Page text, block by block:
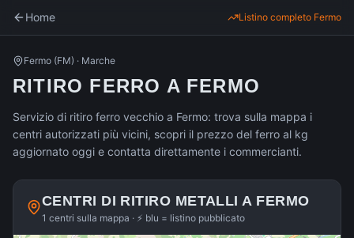
Home Listino completo Fermo
Fermo (FM) · Marche
RITIRO FERRO A FERMO
Servizio di ritiro ferro vecchio a Fermo: trova sulla mappa i
centri autorizzati più vicini, scopri il prezzo del ferro al kg
aggiornato oggi e contatta direttamente i commercianti.
CENTRI DI RITIRO METALLI A FERMO
1 centri sulla mappa · ⚡ blu = listino pubblicato